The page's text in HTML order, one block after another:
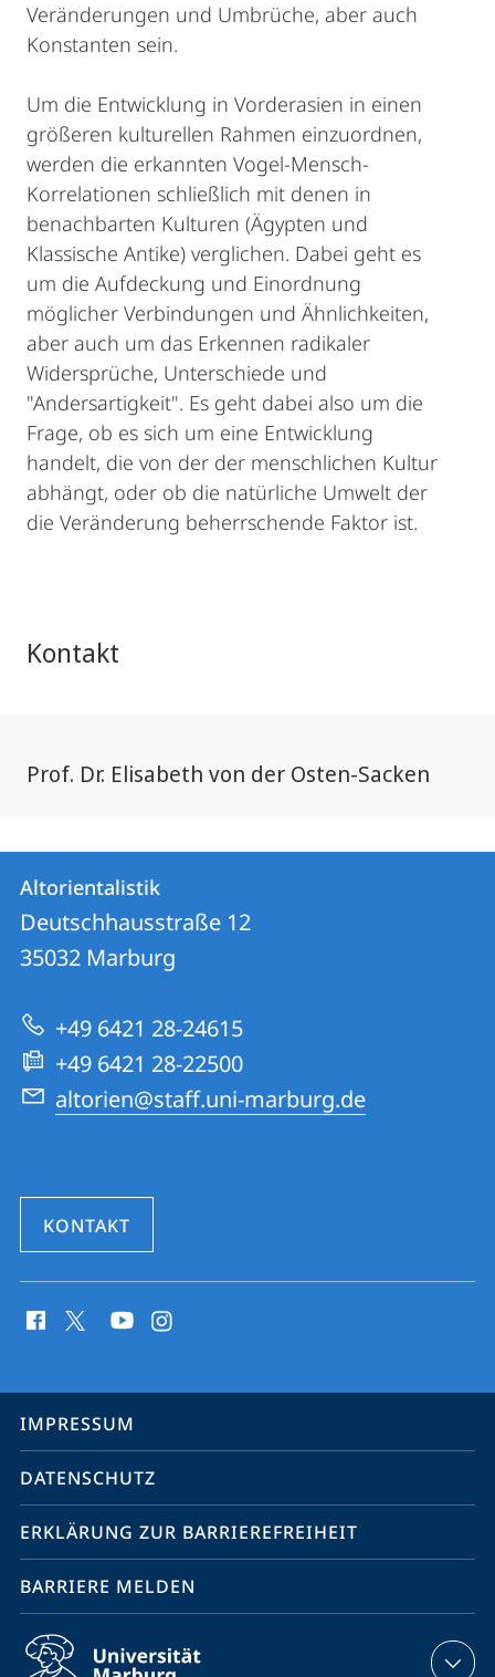
Veränderungen und Umbrüche, aber auch
Konstanten sein.
Um die Entwicklung in Vorderasien in einen
größeren kulturellen Rahmen einzuordnen,
werden die erkannten Vogel-Mensch-
Korrelationen schließlich mit denen in
benachbarten Kulturen (Ägypten und
Klassische Antike) verglichen. Dabei geht es
um die Aufdeckung und Einordnung
möglicher Verbindungen und Ähnlichkeiten,
aber auch um das Erkennen radikaler
Widersprüche, Unterschiede und
"Andersartigkeit". Es geht dabei also um die
Frage, ob es sich um eine Entwicklung
handelt, die von der der menschlichen Kultur
abhängt, oder ob die natürliche Umwelt der
die Veränderung beherrschende Faktor ist.
Kontakt
Prof. Dr. Elisabeth von der Osten-Sacken
Kontakt
und
Informationen
zur
Website
Kontaktinformationen
Altorientalistik
Altorientalistik
Deutschhausstraße 12
35032 Marburg
+49 6421 28-24615
+49 6421 28-22500
altorien@staff.uni-marburg.de
KONTAKT
Media
Service-
Navigation
IMPRESSUM
DATENSCHUTZ
ERKLÄRUNG ZUR BARRIEREFREIHEIT
BARRIERE MELDEN